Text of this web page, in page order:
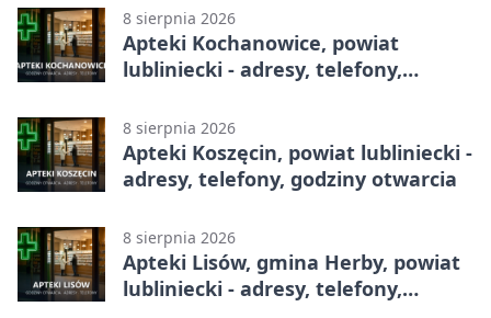
8 sierpnia 2026
Apteki Kochanowice, powiat
lubliniecki - adresy, telefony,
8 sierpnia 2026
Apteki Koszęcin, powiat lubliniecki -
adresy, telefony, godziny otwarcia
8 sierpnia 2026
Apteki Lisów, gmina Herby, powiat
lubliniecki - adresy, telefony,